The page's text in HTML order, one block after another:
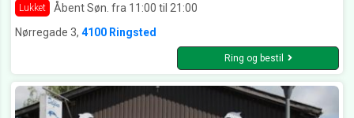
Lukket
Åbent Søn. fra 11:00 til 21:00
Nørregade 3, 4100 Ringsted
Ring og bestil